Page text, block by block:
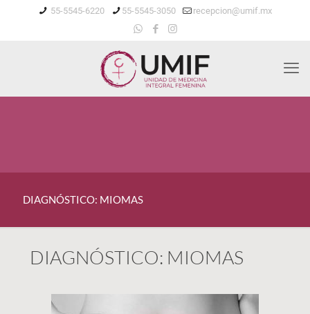
55-5545-6220 55-5545-3050 recepcion@umif.mx
DIAGNÓSTICO: MIOMAS
DIAGNÓSTICO: MIOMAS